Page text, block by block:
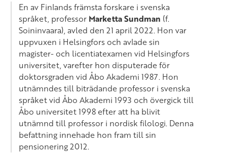
En av Finlands främsta forskare i svenska
språket, professor Marketta Sundman (f.
Soininvaara), avled den 21 april 2022. Hon var
uppvuxen i Helsingfors och avlade sin
magister- och licentiatexamen vid Helsingfors
universitet, varefter hon disputerade för
doktorsgraden vid Åbo Akademi 1987. Hon
utnämndes till biträdande professor i svenska
språket vid Åbo Akademi 1993 och övergick till
Åbo universitet 1998 efter att ha blivit
utnämnd till professor i nordisk filologi. Denna
befattning innehade hon fram till sin
pensionering 2012.